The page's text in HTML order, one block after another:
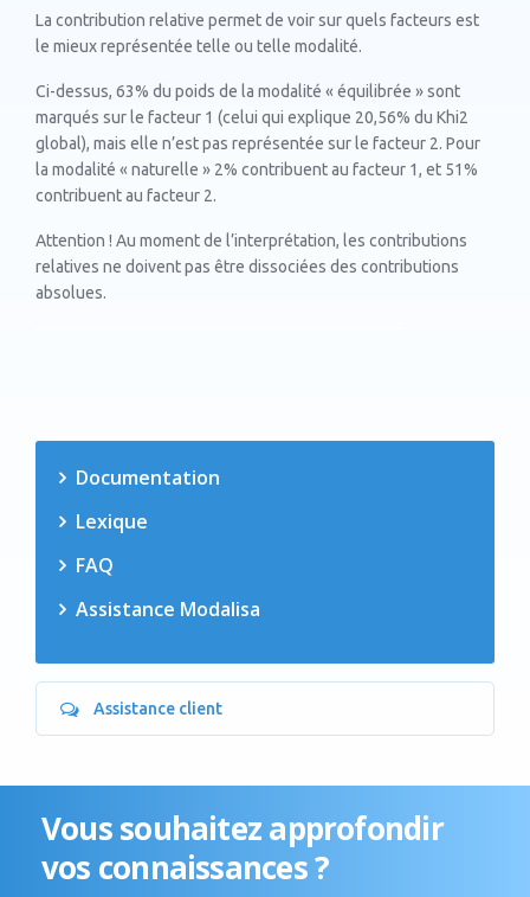
La contribution relative permet de voir sur quels facteurs est
le mieux représentée telle ou telle modalité.
Ci-dessus, 63% du poids de la modalité « équilibrée » sont
marqués sur le facteur 1 (celui qui explique 20,56% du Khi2
global), mais elle n’est pas représentée sur le facteur 2. Pour
la modalité « naturelle » 2% contribuent au facteur 1, et 51%
contribuent au facteur 2.
Attention ! Au moment de l’interprétation, les contributions
relatives ne doivent pas être dissociées des contributions
absolues.
Documentation
Lexique
FAQ
Assistance Modalisa
Assistance client
Vous souhaitez approfondir
vos connaissances ?